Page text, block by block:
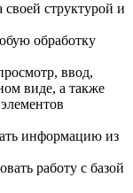
структурой и
обработку
ввод,
виде, а также
информацию из
работу с базой